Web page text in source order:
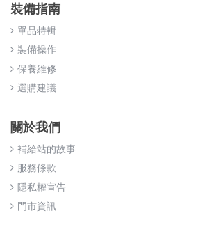
裝備指南
單品特輯
裝備操作
保養維修
選購建議
關於我們
補給站的故事
服務條款
隱私權宣告
門市資訊